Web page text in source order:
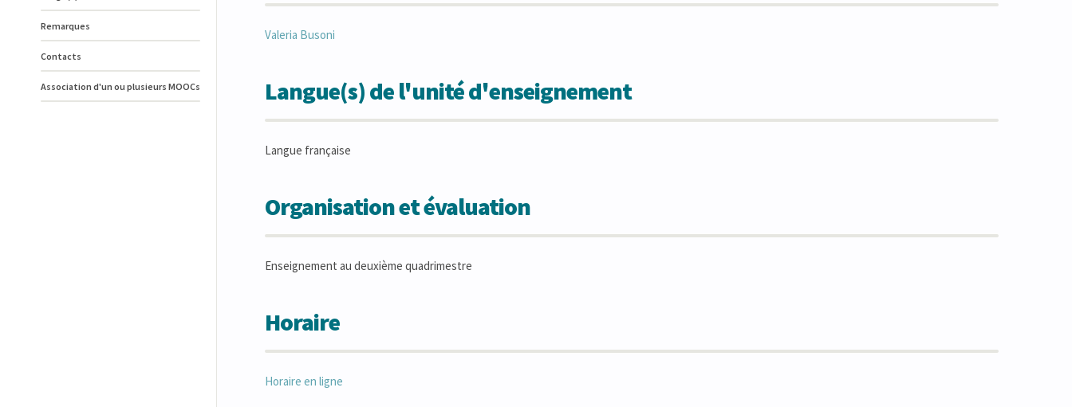
Remarques
Contacts
Association d'un ou plusieurs MOOCs
Valeria Busoni
Langue(s) de l'unité d'enseignement
Langue française
Organisation et évaluation
Enseignement au deuxième quadrimestre
Horaire
Horaire en ligne